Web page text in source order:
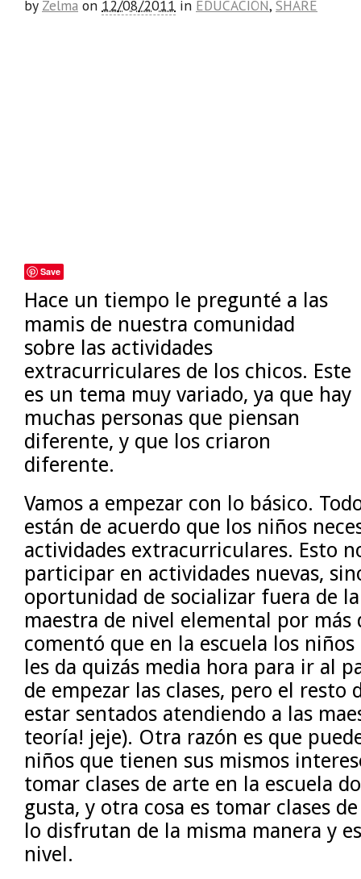
by Zelma on 12/08/2011 in EDUCACIÓN, SHARE
Save
Hace un tiempo le pregunté a las
mamis de nuestra comunidad
sobre las actividades
extracurriculares de los chicos. Este
es un tema muy variado, ya que hay
muchas personas que piensan
diferente, y que los criaron
diferente.
Vamos a empezar con lo básico.
están de acuerdo que los niños
actividades extracurriculares. Esto
participar en actividades nuevas,
oportunidad de socializar fuera de
maestra de nivel elemental por más
comentó que en la escuela los niños
les da quizás media hora para ir al
de empezar las clases, pero el resto
estar sentados atendiendo a las
teoría! jeje). Otra razón es que
niños que tienen sus mismos
tomar clases de arte en la escuela
gusta, y otra cosa es tomar clases
lo disfrutan de la misma manera y
nivel.